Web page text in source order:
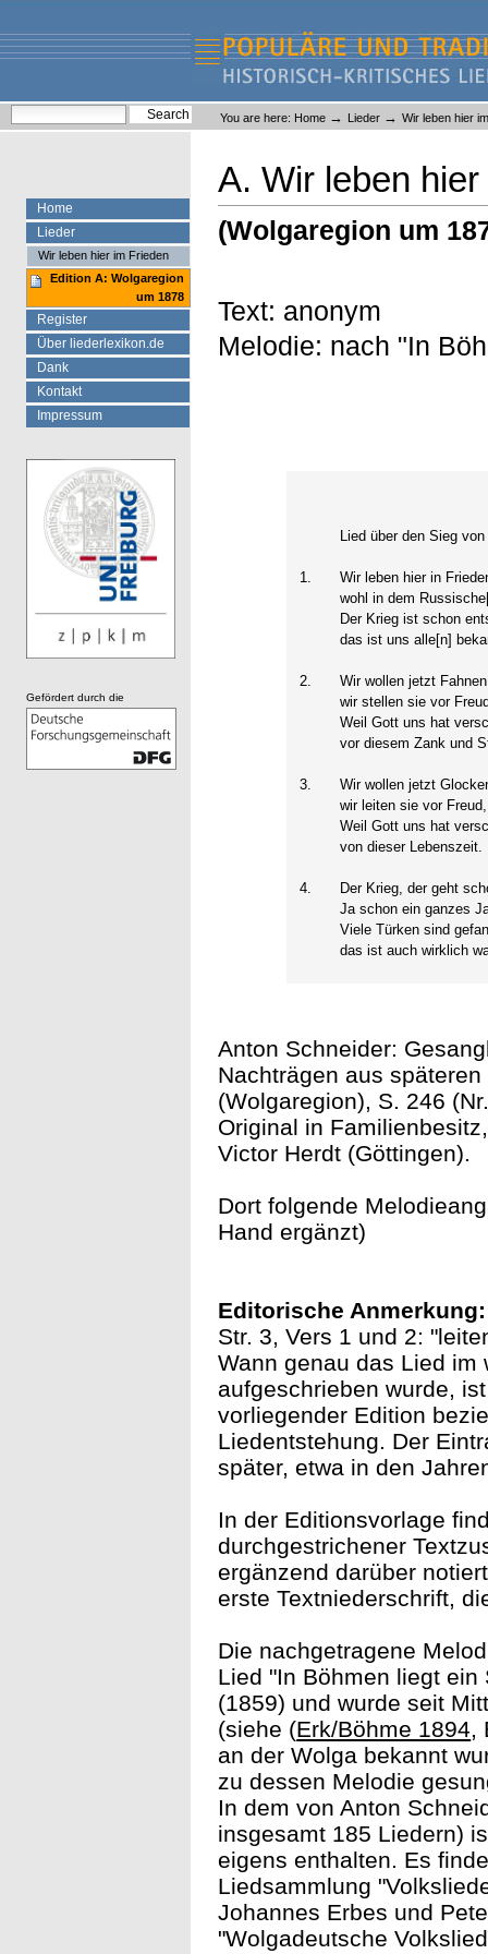
content.
navigation
Liederlexikon
Personal
tools
You are here: Home → Lieder → Wir leben hier
A. Wir leben
(Wolgaregion um
Text: anonym
Melodie: nach "In
Lied über den Sieg
1.
Wir leben hier in
wohl in dem
Der Krieg ist schon
das ist uns alle[n]
2.
Wir wollen jetzt
wir stellen sie vor
Weil Gott uns hat
vor diesem Zank und
3.
Wir wollen jetzt
wir leiten sie vor Freud,
Weil Gott uns hat
von dieser Lebenszeit.
4.
Der Krieg, der geht
Ja schon ein ganzes
Viele Türken sind
das ist auch wirklich
Anton Schneider:
Nachträgen aus
(Wolgaregion), S. 246
Original in
Victor Herdt (Göttingen).
Dort folgende
Hand ergänzt)
Editorische Anmerkung:
Str. 3, Vers 1 und 2:
Wann genau das Lied
aufgeschrieben wurde,
vorliegender Edition
Liedentstehung. Der
später, etwa in den
In der Editionsvorlage
durchgestrichener
ergänzend darüber
erste Textniederschrift,
Die nachgetragene
Lied "In Böhmen liegt
(1859) und wurde seit
(siehe (Erk/Böhme 1894,
an der Wolga bekannt
zu dessen Melodie
In dem von Anton
insgesamt 185 Liedern)
eigens enthalten. Es
Liedsammlung
Johannes Erbes und
"Wolgadeutsche
Home
Lieder
Wir leben hier im Frieden
Edition A: Wolgaregion
um 1878
Register
Über liederlexikon.de
Dank
Kontakt
Impressum
Gefördert durch die